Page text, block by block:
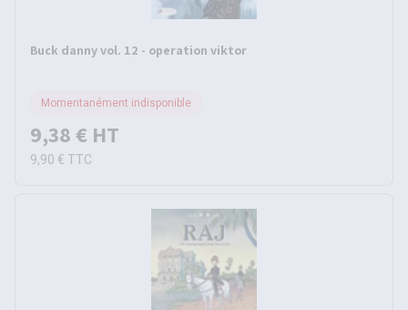
Buck danny vol. 12 - operation viktor
Momentanément indisponible
9,38 € HT
9,90 € TTC